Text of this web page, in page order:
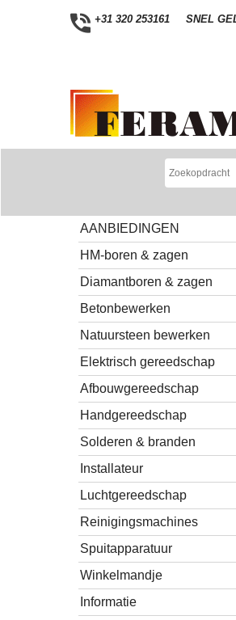
+31 320 253161 SNEL
AANBIEDINGEN
HM-boren & zagen
Diamantboren & zagen
Betonbewerken
Natuursteen bewerken
Elektrisch gereedschap
Afbouwgereedschap
Handgereedschap
Solderen & branden
Installateur
Luchtgereedschap
Reinigingsmachines
Spuitapparatuur
Winkelmandje
Informatie